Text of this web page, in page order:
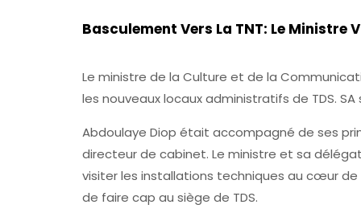
Basculement Vers La TNT: Le Ministre
Le ministre de la Culture et de la
les nouveaux locaux administratifs de TDS. SA
Abdoulaye Diop était accompagné de ses
directeur de cabinet. Le ministre et sa
visiter les installations techniques au cœur
de faire cap au siège de TDS.